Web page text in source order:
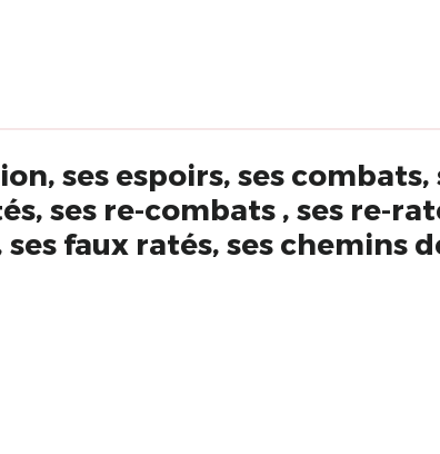
ses espoirs, ses
ses re-combats , ses re-
ses faux ratés, ses chemins